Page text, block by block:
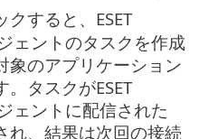
クすると、ESET
ェントのタスクを作成
象のアプリケーション
タスクがESET
ェントに配信された
れ、結果は次回の接続